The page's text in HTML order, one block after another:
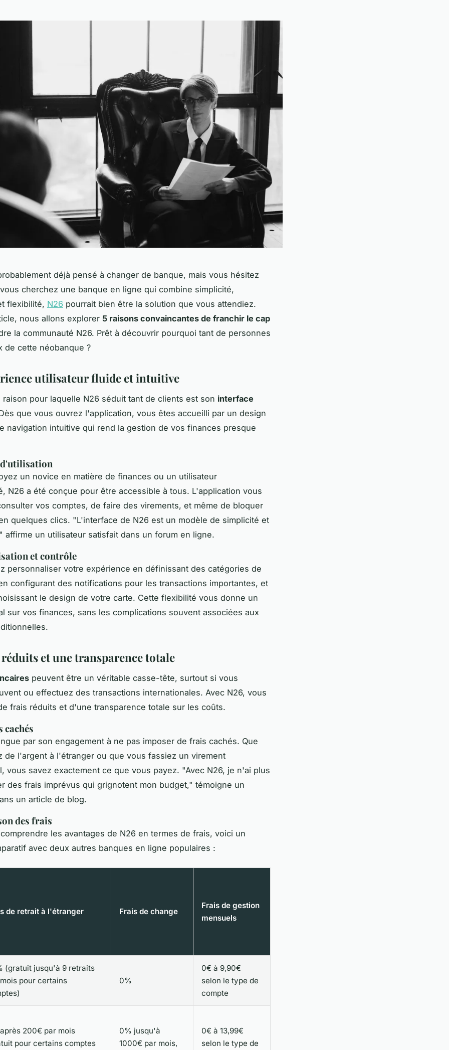
déjà pensé à changer de banque, mais vous hésitez
cherchez une banque en ligne qui combine simplicité,
flexibilité, N26 pourrait bien être la solution que vous attendiez.
nous allons explorer 5 raisons convaincantes de franchir le cap
la communauté N26. Prêt à découvrir pourquoi tant de personnes
de cette néobanque ?
utilisateur fluide et intuitive
raison pour laquelle N26 séduit tant de clients est son interface
que vous ouvrez l'application, vous êtes accueilli par un design
navigation intuitive qui rend la gestion de vos finances presque
un novice en matière de finances ou un utilisateur
N26 a été conçue pour être accessible à tous. L'application vous
vos comptes, de faire des virements, et même de bloquer
quelques clics. "L'interface de N26 est un modèle de simplicité et
affirme un utilisateur satisfait dans un forum en ligne.
et contrôle
personnaliser votre expérience en définissant des catégories de
configurant des notifications pour les transactions importantes, et
le design de votre carte. Cette flexibilité vous donne un
sur vos finances, sans les complications souvent associées aux
et une transparence totale
peuvent être un véritable casse-tête, surtout si vous
ou effectuez des transactions internationales. Avec N26, vous
frais réduits et d'une transparence totale sur les coûts.
cachés
par son engagement à ne pas imposer de frais cachés. Que
de l'argent à l'étranger ou que vous fassiez un virement
vous savez exactement ce que vous payez. "Avec N26, je n'ai plus
des frais imprévus qui grignotent mon budget," témoigne un
un article de blog.
des frais
les avantages de N26 en termes de frais, voici un
avec deux autres banques en ligne populaires :
de retrait à l'étranger Frais de change
Frais de gestion
mensuels
(gratuit jusqu'à 9 retraits
pour certains
0%
0€ à 9,90€
selon le type de
compte
200€ par mois
pour certains comptes
0% jusqu'à
1000€ par mois,
0€ à 13,99€
selon le type de